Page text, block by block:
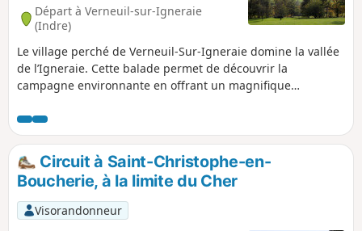
Départ à Verneuil-sur-Igneraie
(Indre)
Le village perché de Verneuil-Sur-Igneraie domine la vallée
de l’Igneraie. Cette balade permet de découvrir la
campagne environnante en offrant un magnifique
de l’imaginaire de l'écrivaine George Sand. Vous y
découvrirez le Château du Petit Coudray, belle maison de
maître dont le jardin fut le théâtre de la rencontre entre
George Sand, alors Aurore Dudevant, et Jules Sandeau, qui
allait encourager ses talents d'écrivain. Dans le bourg, se
trouvent également les anciennes poteries de la Vallée
Noire.
Circuit à Saint-Christophe-en-
Boucherie, à la limite du Cher
Visorandonneur